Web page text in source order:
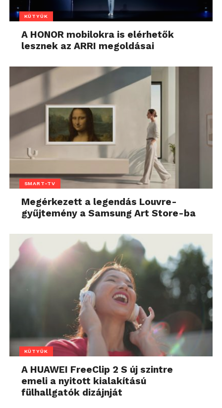
KÜTYÜK
A HONOR mobilokra is elérhetők
lesznek az ARRI megoldásai
SMART-TV
Megérkezett a legendás Louvre-
gyűjtemény a Samsung Art Store-ba
KÜTYÜK
A HUAWEI FreeClip 2 S új szintre
emeli a nyitott kialakítású
fülhallgatók dizájnját